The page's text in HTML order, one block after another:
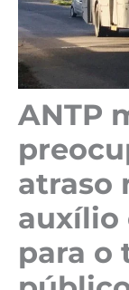
ANTP
atraso
auxílio
para o